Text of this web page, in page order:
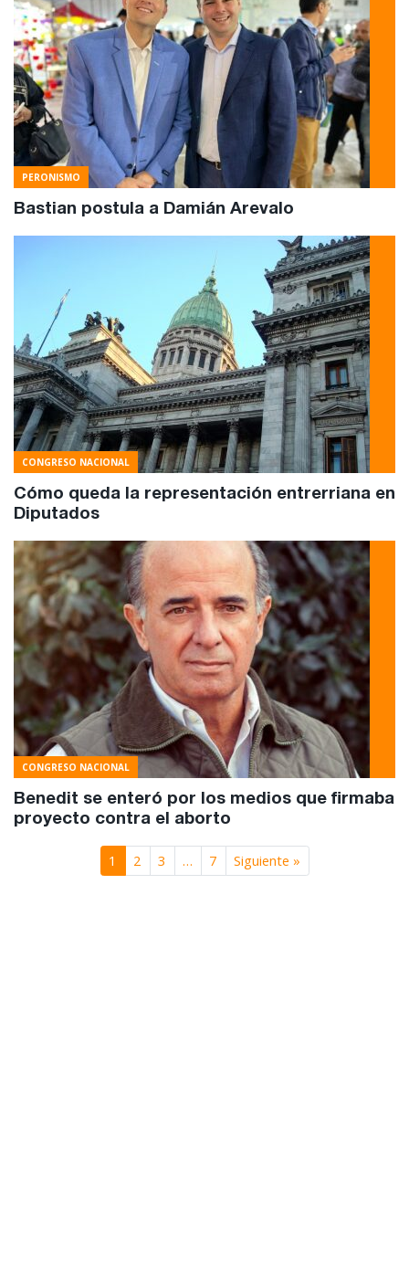
PERONISMO
Bastian postula a Damián Arevalo
CONGRESO NACIONAL
Cómo queda la representación entrerriana en
Diputados
CONGRESO NACIONAL
Benedit se enteró por los medios que firmaba
proyecto contra el aborto
1 2 3 … 7 Siguiente »